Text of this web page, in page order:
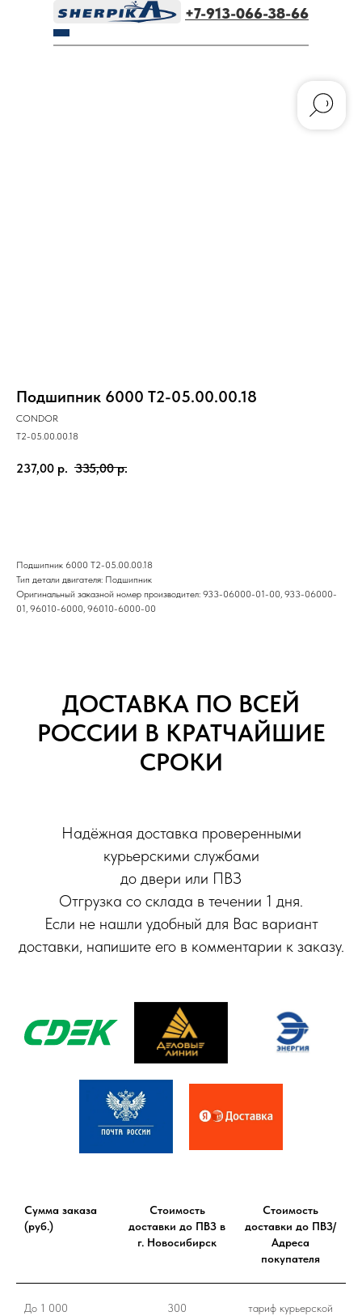
+7-913-066-38-66
Подшипник 6000 T2-05.00.00.18
CONDOR
T2-05.00.00.18
237,00 р. 335,00 р.
Подшипник 6000 T2-05.00.00.18
Тип детали двигателя: Подшипник
Оригинальный заказной номер производител: 933-06000-01-00, 933-06000-
01, 96010-6000, 96010-6000-00
ДОСТАВКА ПО ВСЕЙ
РОССИИ В КРАТЧАЙШИЕ
СРОКИ
Надёжная доставка проверенными
курьерскими службами
до двери или ПВЗ
Отгрузка со склада в течении 1 дня.
Если не нашли удобный для Вас вариант
доставки, напишите его в комментарии к заказу.
Сумма заказа
(руб.)
Стоимость
доставки до ПВЗ в
г. Новосибирск
Стоимость
доставки до ПВЗ/
Адреса
покупателя
До 1 000 300
тариф курьерской